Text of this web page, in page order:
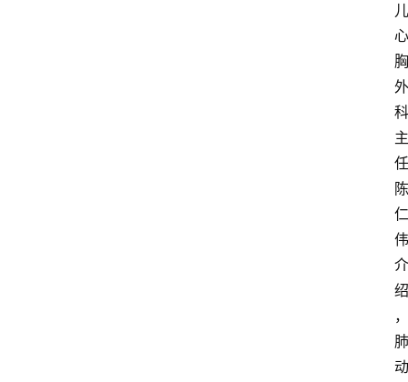
儿
心
胸
外
科
主
任
陈
仁
伟
介
绍
，
肺
动